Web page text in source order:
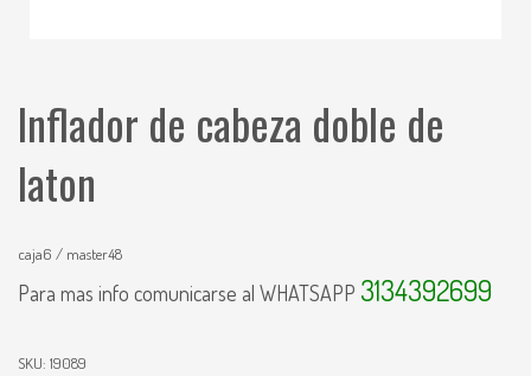
Inflador de cabeza doble de
laton
caja6 / master48
Para mas info comunicarse al WHATSAPP 3134392699
SKU: 19089